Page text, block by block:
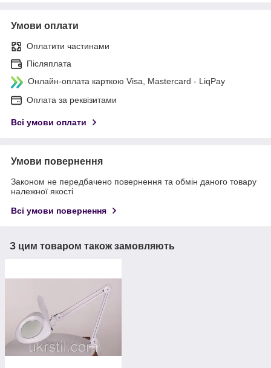
Умови оплати
Оплатити частинами
Післяплата
Онлайн-оплата карткою Visa, Mastercard - LiqPay
Оплата за реквізитами
Всі умови оплати
Умови повернення
Законом не передбачено повернення та обмін даного товару
належної якості
Всі умови повернення
З цим товаром також замовляють